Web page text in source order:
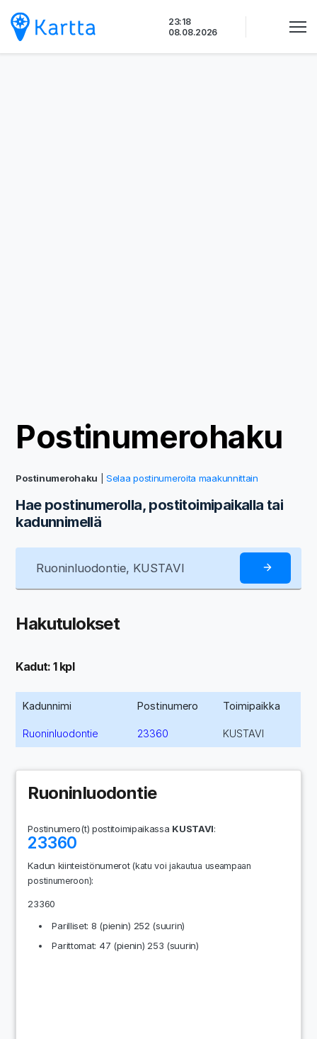
sisältöön
23:18
08.08.2026
Postinumerohaku
Postinumerohaku |Selaa postinumeroita maakunnittain
Hae postinumerolla, postitoimipaikalla tai
kadunnimellä
Hakutulokset
Kadut: 1 kpl
Kadunnimi Postinumero Toimipaikka
Ruoninluodontie 23360 KUSTAVI
Ruoninluodontie
Postinumero(t) postitoimipaikassa KUSTAVI:
23360
Kadun kiinteistönumerot(katu voi jakautua useampaan
postinumeroon):
23360
Parilliset: 8 (pienin) 252 (suurin)
Parittomat: 47 (pienin) 253 (suurin)